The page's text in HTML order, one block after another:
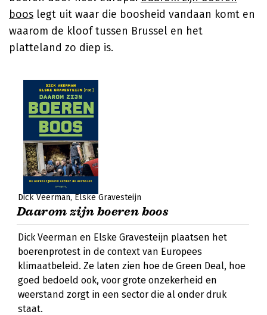
boos legt uit waar die boosheid vandaan komt en
waarom de kloof tussen Brussel en het
platteland zo diep is.
Dick Veerman Elske Gravesteijn
Daarom zijn boeren boos
Dick Veerman en Elske Gravesteijn plaatsen het
boerenprotest in de context van Europees
klimaatbeleid. Ze laten zien hoe de Green Deal, hoe
goed bedoeld ook, voor grote onzekerheid en
weerstand zorgt in een sector die al onder druk
staat.